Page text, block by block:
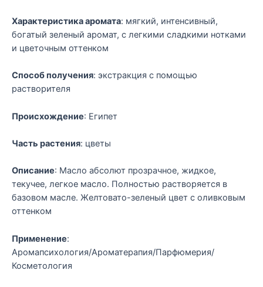
Характеристика аромата: мягкий, интенсивный,
богатый зеленый аромат, с легкими сладкими нотками
и цветочным оттенком
Способ получения: экстракция с помощью
растворителя
Происхождение: Египет
Часть растения: цветы
Описание: Масло абсолют прозрачное, жидкое,
текучее, легкое масло. Полностью растворяется в
базовом масле. Желтовато-зеленый цвет с оливковым
оттенком
Применение:
Аромапсихология/Ароматерапия/Парфюмерия/
Косметология